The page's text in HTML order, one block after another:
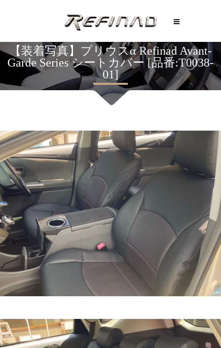
【装着写真】プリウスα Refinad Avant-
Garde Series シートカバー [品番:T0038-
01]